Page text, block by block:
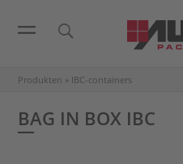
Produkten » IBC-containers
BAG IN BOX IBC